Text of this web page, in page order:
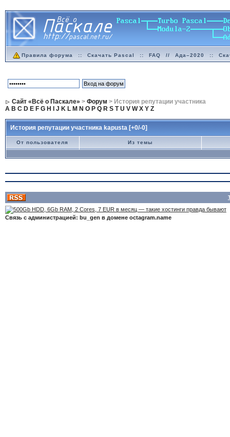
Правила форума :: Скачать Pascal :: FAQ // Ада–2020 ::
Сайт «Всё о Паскале» > Форум > История репутации участника
A B C D E F G H J K L M N O P Q R S T U V W X Y Z
История репутации участника kapusta [+0/-0]
От пользователя Из темы
Связь с администрацией: bu_gen в домене octagram.name